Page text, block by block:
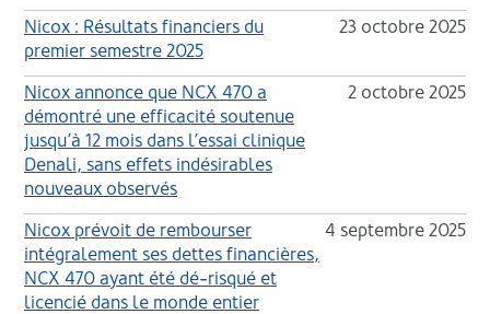
Nicox : Résultats financiers du
premier semestre 2025
23 octobre 2025
Nicox annonce que NCX 470 a
démontré une efficacité soutenue
jusqu’à 12 mois dans l’essai clinique
Denali, sans effets indésirables
nouveaux observés
2 octobre 2025
Nicox prévoit de rembourser
intégralement ses dettes financières,
NCX 470 ayant été dé-risqué et
licencié dans le monde entier
4 septembre 2025